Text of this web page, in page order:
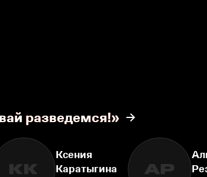
разведемся!»
КК
Ксения
Каратыгина
АР